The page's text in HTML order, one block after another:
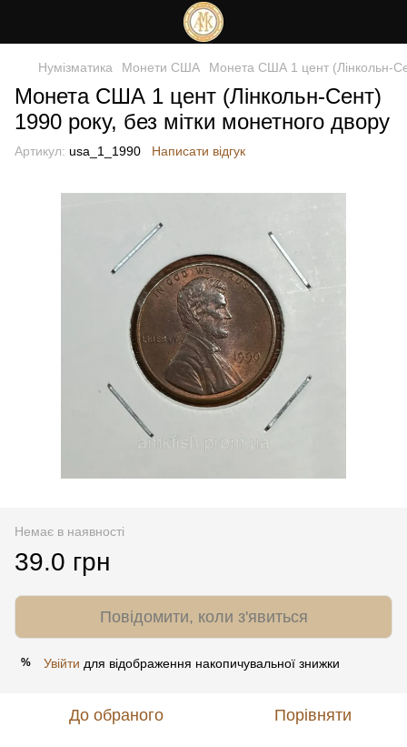
Нумізматика Монети США Монета США 1 цент (Лінкольн-
Монета США 1 цент (Лінкольн-Сент)
1990 року, без мітки монетного двору
Артикул: usa_1_1990 Написати відгук
Немає в наявності
39.0 грн
Повідомити, коли з'явиться
% Увійти для відображення накопичувальної знижки
До обраного Порівняти